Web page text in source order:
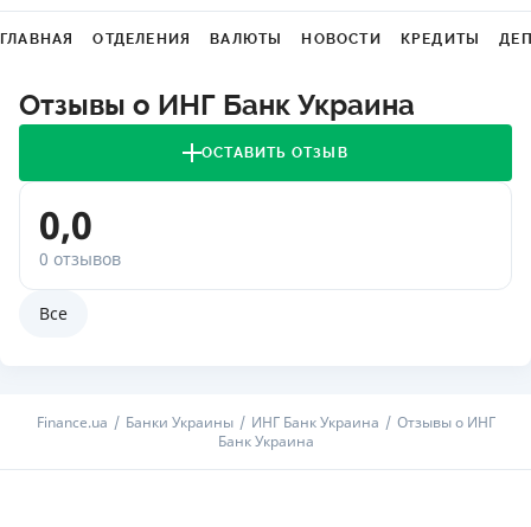
ГЛАВНАЯ ОТДЕЛЕНИЯ ВАЛЮТЫ НОВОСТИ КРЕДИТЫ
Отзывы о ИНГ Банк Украина
ОСТАВИТЬ ОТЗЫВ
0,0
0 отзывов
Все
Finance.ua Банки Украины ИНГ Банк Украина
Отзывы о ИНГ
Банк Украина